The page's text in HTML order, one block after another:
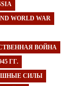
WORLD WAR
ВОЙНА
ГГ.
СИЛЫ